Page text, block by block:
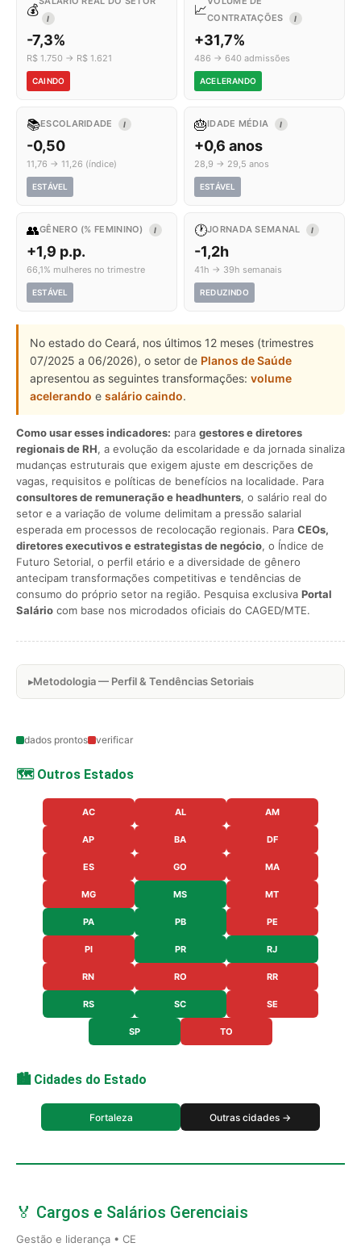
💰
I
-7,3%
R$ 1.750 → R$ 1.621
CAINDO
📈CONTRATAÇÕES
I
+31,7%
486 → 640 admissões
ACELERANDO
📚ESCOLARIDADE I
-0,50
11,76 → 11,26 (índice)
ESTÁVEL
🎂IDADE MÉDIA I
+0,6 anos
28,9 → 29,5 anos
ESTÁVEL
👥GÊNERO (% FEMININO) I
+1,9 p.p.
66,1% mulheres no trimestre
ESTÁVEL
🕐JORNADA SEMANAL I
-1,2h
41h → 39h semanais
REDUZINDO
No estado do Ceará, nos últimos 12 meses (trimestres
07/2025 a 06/2026), o setor de Planos de Saúde
apresentou as seguintes transformações: volume
acelerando e salário caindo.
Como usar esses indicadores: para gestores e diretores
regionais de RH, a evolução da escolaridade e da jornada sinaliza
mudanças estruturais que exigem ajuste em descrições de
vagas, requisitos e políticas de benefícios na localidade. Para
consultores de remuneração e headhunters, o salário real do
setor e a variação de volume delimitam a pressão salarial
esperada em processos de recolocação regionais. Para CEOs,
diretores executivos e estrategistas de negócio, o Índice de
Futuro Setorial, o perfil etário e a diversidade de gênero
antecipam transformações competitivas e tendências de
consumo do próprio setor na região. Pesquisa exclusiva Portal
Salário com base nos microdados oficiais do CAGED/MTE.
Metodologia — Perfil & Tendências Setoriais
dados prontos verificar
🗺️ Outros Estados
AC AL AM
AP BA DF
ES GO MA
MG MS MT
PA PB PE
PI PR RJ
RN RO RR
RS SC SE
SP TO
🏙️ Cidades do Estado
Fortaleza Outras cidades →
🏅 Cargos e Salários Gerenciais
Gestão e liderança • CE